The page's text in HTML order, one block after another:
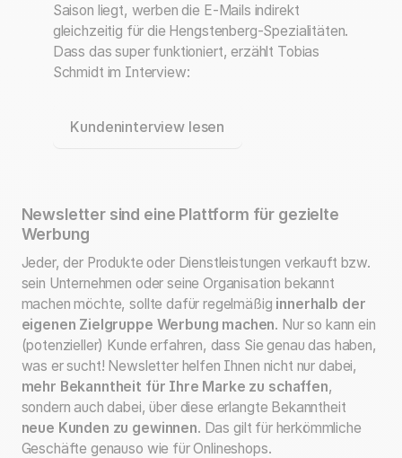
Saison liegt, werben die E-Mails indirekt
gleichzeitig für die Hengstenberg-Spezialitäten.
Dass das super funktioniert, erzählt Tobias
Schmidt im Interview:
Kundeninterview lesen
Newsletter sind eine Plattform für gezielte
Werbung
Jeder, der Produkte oder Dienstleistungen verkauft bzw.
sein Unternehmen oder seine Organisation bekannt
machen möchte, sollte dafür regelmäßig innerhalb der
eigenen Zielgruppe Werbung machen. Nur so kann ein
(potenzieller) Kunde erfahren, dass Sie genau das haben,
was er sucht! Newsletter helfen Ihnen nicht nur dabei,
mehr Bekanntheit für Ihre Marke zu schaffen,
sondern auch dabei, über diese erlangte Bekanntheit
neue Kunden zu gewinnen. Das gilt für herkömmliche
Geschäfte genauso wie für Onlineshops.